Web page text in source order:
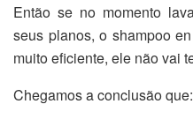
Então se no momento
seus planos, o shampoo
muito eficiente, ele não vai
Chegamos a conclusão que: